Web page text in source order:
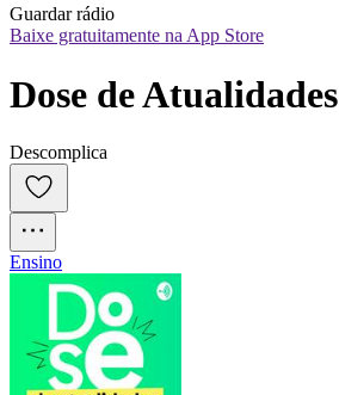
Guardar rádio
Baixe gratuitamente na App Store
Dose de Atualidades
Descomplica
Ensino